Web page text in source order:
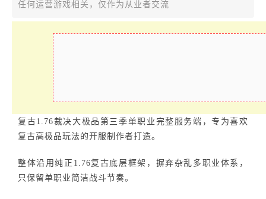
任何运营游戏相关，仅作为从业者交流
复古1.76裁决大极品第三季单职业完整服务端，专为喜欢
复古高极品玩法的开服制作者打造。
整体沿用纯正1.76复古底层框架，摒弃杂乱多职业体系，
只保留单职业简洁战斗节奏。